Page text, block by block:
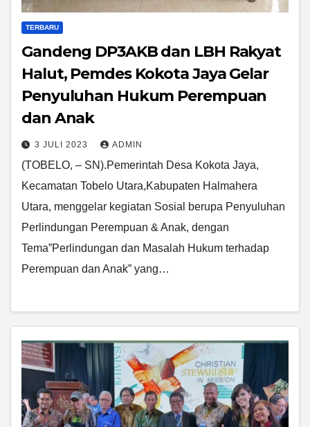
TERBARU
Gandeng DP3AKB dan LBH Rakyat
Halut, Pemdes Kokota Jaya Gelar
Penyuluhan Hukum Perempuan
dan Anak
3 JULI 2023 ADMIN
(TOBELO, – SN).Pemerintah Desa Kokota Jaya,
Kecamatan Tobelo Utara,Kabupaten Halmahera
Utara, menggelar kegiatan Sosial berupa Penyuluhan
Perlindungan Perempuan & Anak, dengan
Tema”Perlindungan dan Masalah Hukum terhadap
Perempuan dan Anak” yang…